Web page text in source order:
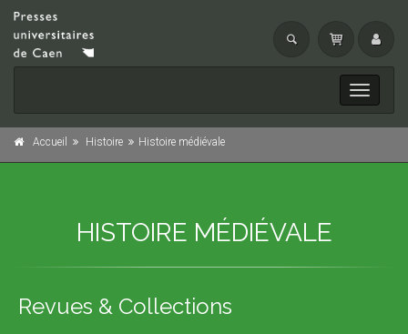
Toggle
Accueil Histoire Histoire médiévale
HISTOIRE MÉDIÉVALE
Revues & Collections